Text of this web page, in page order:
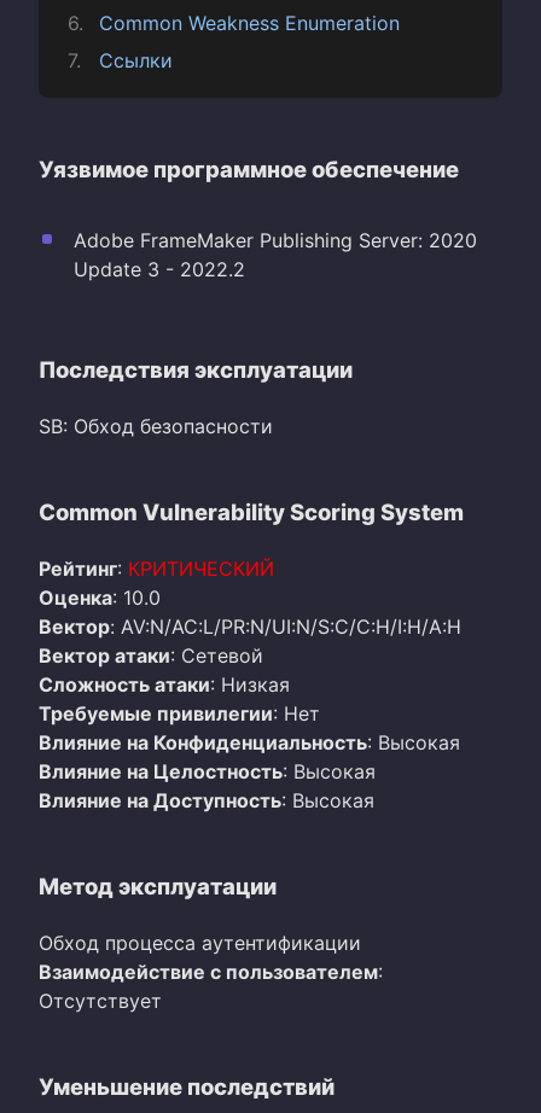
Common Weakness Enumeration
Ссылки
Уязвимое программное обеспечение
Adobe FrameMaker Publishing Server: 2020
Update 3 - 2022.2
Последствия эксплуатации
SB: Обход безопасности
Common Vulnerability Scoring System
Рейтинг: КРИТИЧЕСКИЙ
Оценка: 10.0
Вектор: AV:N/AC:L/PR:N/UI:N/S:C/C:H/I:H/A:H
Вектор атаки: Сетевой
Сложность атаки: Низкая
Требуемые привилегии: Нет
Влияние на Конфиденциальность: Высокая
Влияние на Целостность: Высокая
Влияние на Доступность: Высокая
Метод эксплуатации
Обход процесса аутентификации
Взаимодействие с пользователем:
Отсутствует
Уменьшение последствий